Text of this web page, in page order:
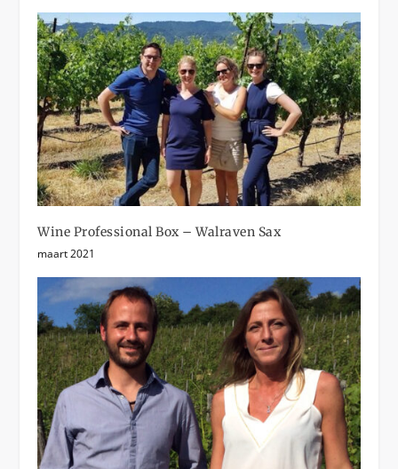
Wine Professional Box – Walraven Sax
maart 2021